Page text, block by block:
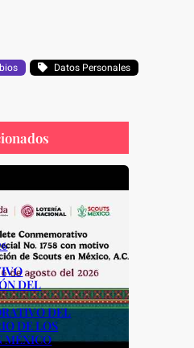
Datos Personales
DEL
DEL
DE LOS
MÉXICO